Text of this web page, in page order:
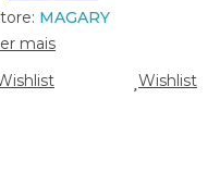
MAGARY
mais
Wishlist